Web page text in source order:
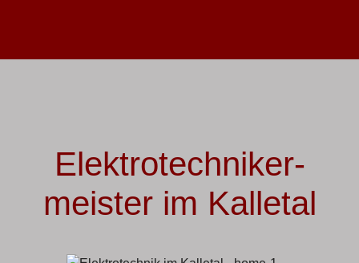
Elektro­techniker­
meister im Kalletal